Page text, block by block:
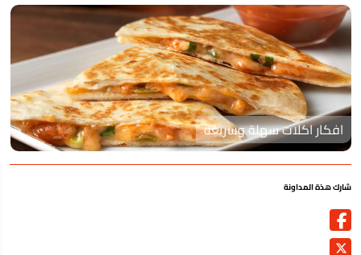
افكار اكلات سهلة وسريعة
هذة المداونة